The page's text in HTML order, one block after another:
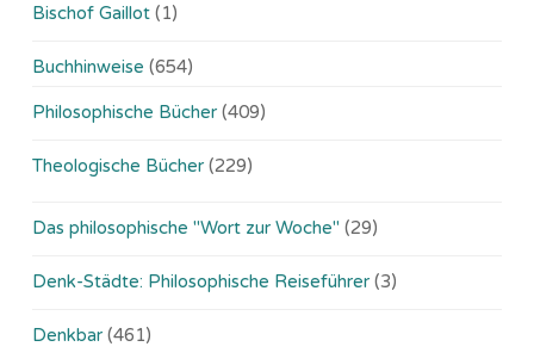
Bischof Gaillot (1)
Buchhinweise (654)
Philosophische Bücher (409)
Theologische Bücher (229)
Das philosophische "Wort zur Woche" (29)
Denk-Städte: Philosophische Reiseführer (3)
Denkbar (461)